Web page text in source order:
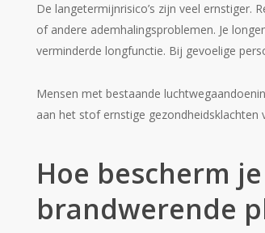
De langetermijnrisico’s zijn veel
of andere ademhalingsproblemen. Je
verminderde longfunctie. Bij gevoelige
Mensen met bestaande
aan het stof ernstige gezondheidsklachten
Hoe bescherm
brandwerende